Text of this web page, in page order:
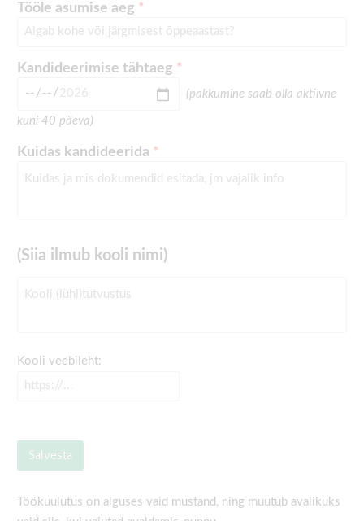
Tööle asumise aeg *
Kandideerimise tähtaeg *
(pakkumine saab olla aktiivne
kuni 40 päeva)
Kuidas kandideerida *
(Siia ilmub kooli nimi)
Kooli veebileht:
Töökuulutus on alguses vaid mustand, ning muutub avalikuks